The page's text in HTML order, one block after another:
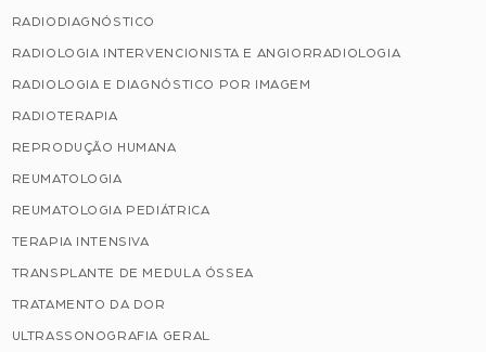
RADIODIAGNÓSTICO
RADIOLOGIA INTERVENCIONISTA E ANGIORRADIOLOGIA
RADIOLOGIA E DIAGNÓSTICO POR IMAGEM
RADIOTERAPIA
REPRODUÇÃO HUMANA
REUMATOLOGIA
REUMATOLOGIA PEDIÁTRICA
TERAPIA INTENSIVA
TRANSPLANTE DE MEDULA ÓSSEA
TRATAMENTO DA DOR
ULTRASSONOGRAFIA GERAL